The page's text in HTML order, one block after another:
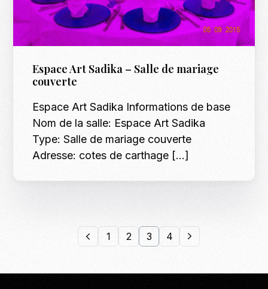
Espace Art Sadika – Salle de mariage
couverte
Espace Art Sadika Informations de base
Nom de la salle: Espace Art Sadika
Type: Salle de mariage couverte
Adresse: cotes de carthage […]
1 2 3 4